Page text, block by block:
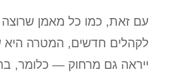
עם זאת, כמו כל מאמן שרוצה
לקהלים חדשים, המטרה היא
ייראה גם מרחוק — כלומר,